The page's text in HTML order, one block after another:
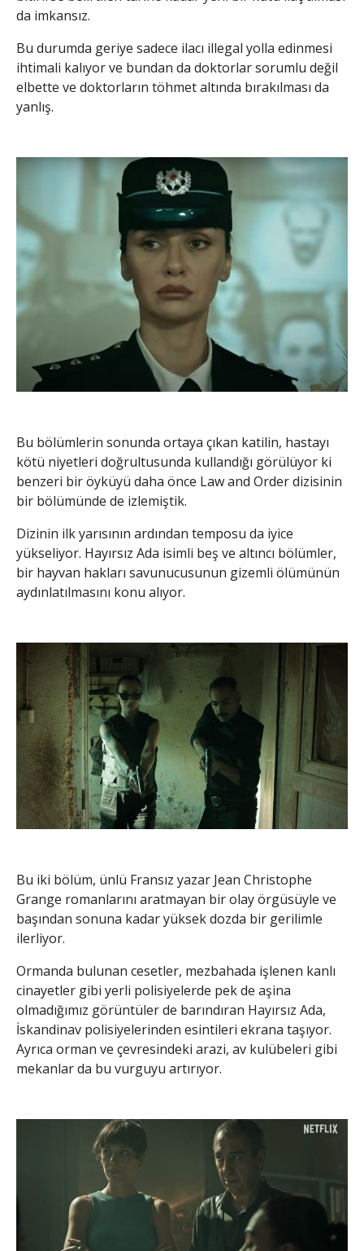
da imkansız.
Bu durumda geriye sadece ilacı illegal yolla edinmesi
ihtimali kalıyor ve bundan da doktorlar sorumlu değil
elbette ve doktorların töhmet altında bırakılması da
yanlış.
Bu bölümlerin sonunda ortaya çıkan katilin, hastayı
kötü niyetleri doğrultusunda kullandığı görülüyor ki
benzeri bir öyküyü daha önce Law and Order dizisinin
bir bölümünde de izlemiştik.
Dizinin ilk yarısının ardından temposu da iyice
yükseliyor. Hayırsız Ada isimli beş ve altıncı bölümler,
bir hayvan hakları savunucusunun gizemli ölümünün
aydınlatılmasını konu alıyor.
Bu iki bölüm, ünlü Fransız yazar Jean Christophe
Grange romanlarını aratmayan bir olay örgüsüyle ve
başından sonuna kadar yüksek dozda bir gerilimle
ilerliyor.
Ormanda bulunan cesetler, mezbahada işlenen kanlı
cinayetler gibi yerli polisiyelerde pek de aşina
olmadığımız görüntüler de barındıran Hayırsız Ada,
İskandinav polisiyelerinden esintileri ekrana taşıyor.
Ayrıca orman ve çevresindeki arazi, av kulübeleri gibi
mekanlar da bu vurguyu artırıyor.